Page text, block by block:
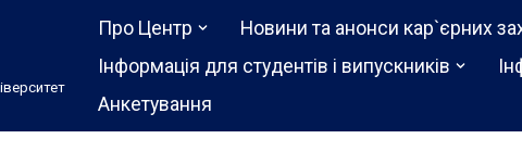
Про Центр Новини та анонси кар`єрних
Інформація для студентів і випускників
Анкетування